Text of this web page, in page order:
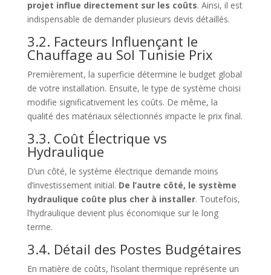
projet influe directement sur les coûts. Ainsi, il est
indispensable de demander plusieurs devis détaillés.
3.2. Facteurs Influençant le
Chauffage au Sol Tunisie Prix
Premièrement, la superficie détermine le budget global
de votre installation. Ensuite, le type de système choisi
modifie significativement les coûts. De même, la
qualité des matériaux sélectionnés impacte le prix final.
3.3. Coût Électrique vs
Hydraulique
D’un côté, le système électrique demande moins
d’investissement initial. De l’autre côté, le système
hydraulique coûte plus cher à installer. Toutefois,
l’hydraulique devient plus économique sur le long
terme.
3.4. Détail des Postes Budgétaires
En matière de coûts, l’isolant thermique représente un